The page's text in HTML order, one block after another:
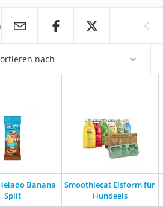
nach
Banana
Split
Smoothiecat Eisform für
Hundeeis